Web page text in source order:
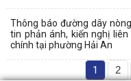
Thông báo đường dây
tin phản ánh, kiến nghị
chính tại phường Hải An
1 2